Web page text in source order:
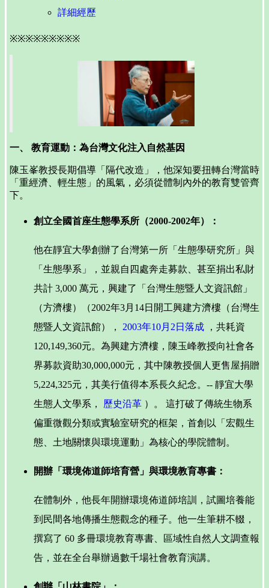
詳細經歷
※※※※※※※※※
一、 教育運動：為台灣文化注入自然基因
陳玉峯教授長期倡導「隔代改造」，他深知要扭轉台灣當時
「重經濟、輕生態」的風氣，必須從體制內外的教育雙管齊
下。
創立全國首座生態學系所（2000-2002年）：
他在靜宜大學創辦了台灣第一所「生態學研究所」與
「生態學系」，並親自四處奔走募款、甚至捐出私財
共計 3,000 萬元，興建了「台灣生態暨人文資訊館」
（方濟樓）（2002年3月14日開工興建方濟樓（台灣生
態暨人文資訊館）， 2003年10月2日落成 ，共耗資
120,149,360元。為興建方濟樓，陳玉峰教授向社會各
界募款資助30,000,000元，其中陳教授個人更售屋捐贈
5,224,325元，其美行值得本系長久紀念。-- 靜宜大學
生態人文學系， 歷史沿革 ）。 這打破了傳統生物系
偏重微觀分類或實驗室研究的框架，首創以「宏觀生
態、土地關懷與環境運動」為核心的學院體制。
開辦「環境佈道師培育營」與環境教育專書：
在體制外，他長年開辦環境佈道師培訓，試圖培養能
到民間各地傳播生態觀念的種子。他一生筆耕不輟，
撰寫了 60 多冊環境教育專書、區域性自然人文調查報
告，並在全台舉辦過數千場社會教育演講。